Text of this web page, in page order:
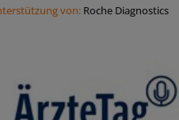
von: Roche Diagnostics